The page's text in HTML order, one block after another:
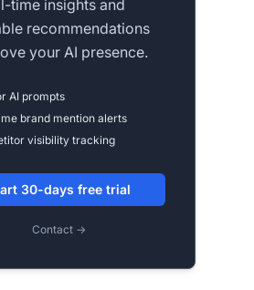
time insights and
recommendations
your AI presence.
AI prompts
brand mention alerts
visibility tracking
30-days free trial
Contact →